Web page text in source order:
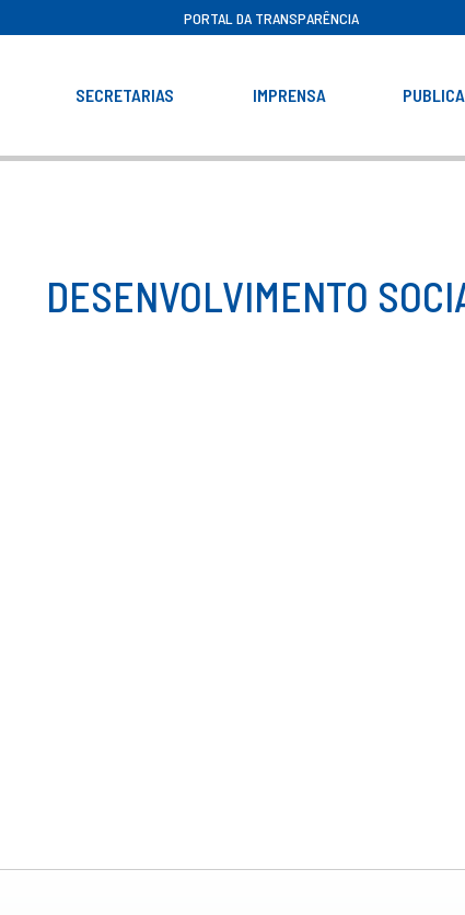
PORTAL DA TRANSPARÊNCIA
SECRETARIAS IMPRENSA
DESENVOLVIMENTO